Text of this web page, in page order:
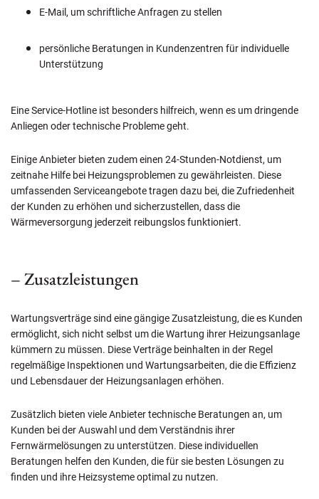
E-Mail, um schriftliche Anfragen zu stellen
persönliche Beratungen in Kundenzentren für individuelle
Unterstützung
Eine Service-Hotline ist besonders hilfreich, wenn es um dringende
Anliegen oder technische Probleme geht.
Einige Anbieter bieten zudem einen 24-Stunden-Notdienst, um
zeitnahe Hilfe bei Heizungsproblemen zu gewährleisten. Diese
umfassenden Serviceangebote tragen dazu bei, die Zufriedenheit
der Kunden zu erhöhen und sicherzustellen, dass die
Wärmeversorgung jederzeit reibungslos funktioniert.
– Zusatzleistungen
Wartungsverträge sind eine gängige Zusatzleistung, die es Kunden
ermöglicht, sich nicht selbst um die Wartung ihrer Heizungsanlage
kümmern zu müssen. Diese Verträge beinhalten in der Regel
regelmäßige Inspektionen und Wartungsarbeiten, die die Effizienz
und Lebensdauer der Heizungsanlagen erhöhen.
Zusätzlich bieten viele Anbieter technische Beratungen an, um
Kunden bei der Auswahl und dem Verständnis ihrer
Fernwärmelösungen zu unterstützen. Diese individuellen
Beratungen helfen den Kunden, die für sie besten Lösungen zu
finden und ihre Heizsysteme optimal zu nutzen.